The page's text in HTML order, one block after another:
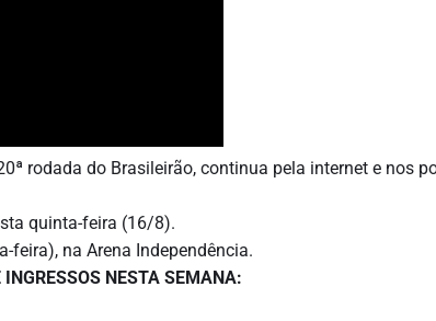
rodada do Brasileirão, continua pela internet e nos
quinta-feira (16/8).
feira), na Arena Independência.
NESTA SEMANA: